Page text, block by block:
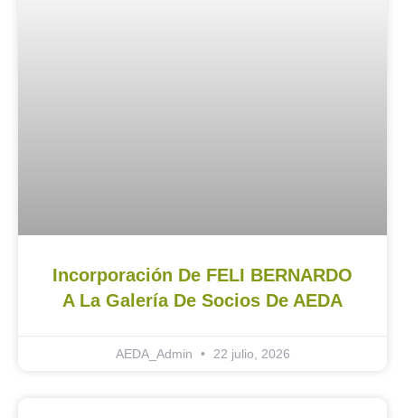
Incorporación De FELI BERNARDO
A La Galería De Socios De AEDA
AEDA_Admin 22 julio, 2026